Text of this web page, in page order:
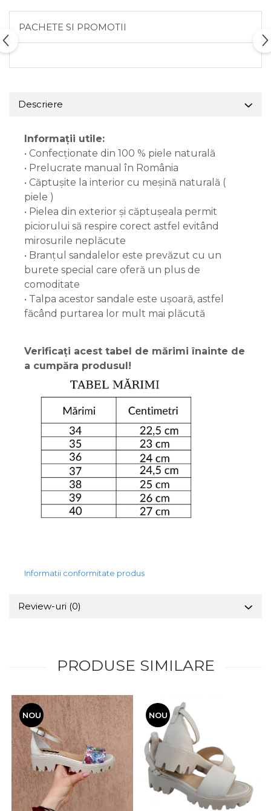
PACHETE SI PROMOTII
Descriere
Informații utile:
• Confecționate din 100 % piele naturală
• Prelucrate manual în România
• Căptușite la interior cu meșină naturală (
piele )
• Pielea din exterior și căptușeala permit
piciorului să respire corect astfel evitând
mirosurile neplăcute
• Branțul sandalelor este prevăzut cu un
burete special care oferă un plus de
comoditate
• Talpa acestor sandale este ușoară, astfel
făcând purtarea lor mult mai plăcută
Verificați acest tabel de mărimi înainte de
a cumpăra produsul!
Informatii conformitate produs
Review-uri (0)
PRODUSE SIMILARE
NOU NOU